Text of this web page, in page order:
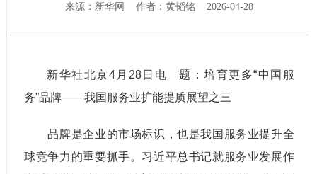
来源：新华网 作者：黄韬铭 2026-04-28
新华社北京4月28日电 题：培育更多“中国服
务”品牌——我国服务业扩能提质展望之三
品牌是企业的市场标识，也是我国服务业提升全
球竞争力的重要抓手。习近平总书记就服务业发展作